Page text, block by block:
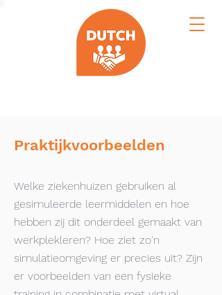
Praktijkvoorbeelden
Welke ziekenhuizen gebruiken al
gesimuleerde leermiddelen en hoe
hebben zij dit onderdeel gemaakt van
werkplekleren? Hoe ziet zo'n
simulatieomgeving er precies uit? Zijn
er voorbeelden van een fysieke